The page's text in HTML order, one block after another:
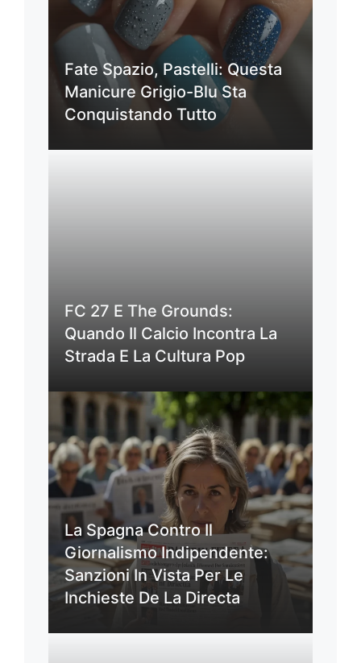
Fate Spazio, Pastelli: Questa
Manicure Grigio-Blu Sta
Conquistando Tutto
FC 27 E The Grounds:
Quando Il Calcio Incontra La
Strada E La Cultura Pop
La Spagna Contro Il
Giornalismo Indipendente:
Sanzioni In Vista Per Le
Inchieste De La Directa